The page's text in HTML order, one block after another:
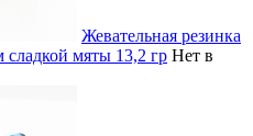
Жевательная резинка
сладкой мяты 13,2 гр Нет в